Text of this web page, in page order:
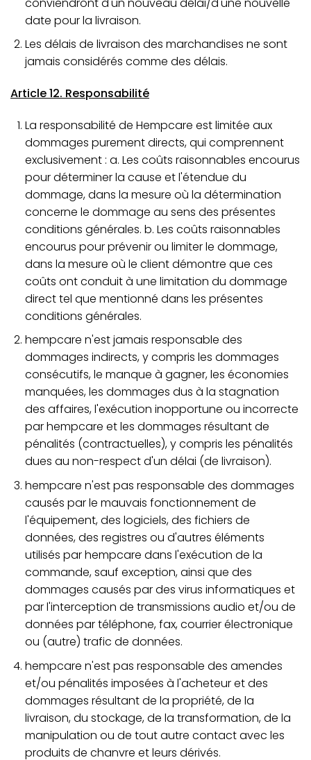
date pour la livraison.
Les délais de livraison des marchandises ne sont
jamais considérés comme des délais.
Article 12. Responsabilité
La responsabilité de Hempcare est limitée aux
dommages purement directs, qui comprennent
exclusivement : a. Les coûts raisonnables encourus
pour déterminer la cause et l'étendue du
dommage, dans la mesure où la détermination
concerne le dommage au sens des présentes
conditions générales. b. Les coûts raisonnables
encourus pour prévenir ou limiter le dommage,
dans la mesure où le client démontre que ces
coûts ont conduit à une limitation du dommage
direct tel que mentionné dans les présentes
conditions générales.
hempcare n'est jamais responsable des
dommages indirects, y compris les dommages
consécutifs, le manque à gagner, les économies
manquées, les dommages dus à la stagnation
des affaires, l'exécution inopportune ou incorrecte
par hempcare et les dommages résultant de
pénalités (contractuelles), y compris les pénalités
dues au non-respect d'un délai (de livraison).
hempcare n'est pas responsable des dommages
causés par le mauvais fonctionnement de
l'équipement, des logiciels, des fichiers de
données, des registres ou d'autres éléments
utilisés par hempcare dans l'exécution de la
commande, sauf exception, ainsi que des
dommages causés par des virus informatiques et
par l'interception de transmissions audio et/ou de
données par téléphone, fax, courrier électronique
ou (autre) trafic de données.
hempcare n'est pas responsable des amendes
et/ou pénalités imposées à l'acheteur et des
dommages résultant de la propriété, de la
livraison, du stockage, de la transformation, de la
manipulation ou de tout autre contact avec les
produits de chanvre et leurs dérivés.